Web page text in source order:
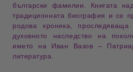
български фамилии. Книгата
традиционната биография и се
родова хроника ,
духовното наследство на
името на Иван Вазов –
литература.